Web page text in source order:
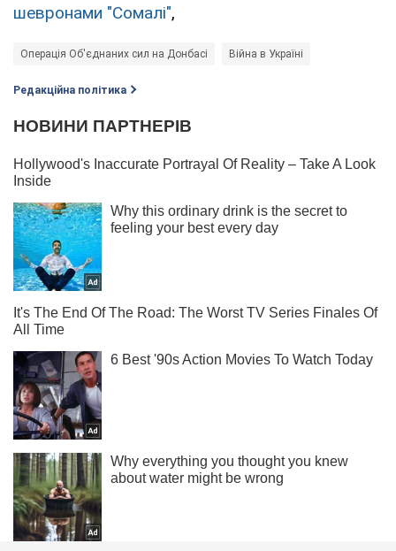
шевронами "Сомалі",
Операція Об'єднаних сил на Донбасі Війна в Україні
Редакційна політика